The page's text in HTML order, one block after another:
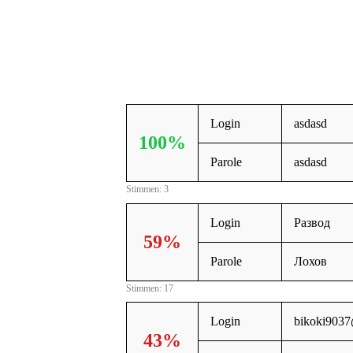
100%
Login asdasd
Parole asdasd
Stimmen: 3
59%
Login Развод
Parole Лохов
Stimmen: 17
43%
Login